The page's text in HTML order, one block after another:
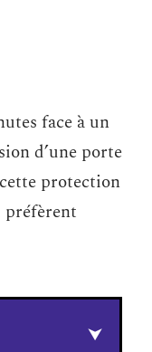
face à un
d’une porte
protection
préfèrent